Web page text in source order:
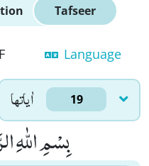
Tafseer
Language
اٰياتها 19
بِسْمِ اللّٰهِ